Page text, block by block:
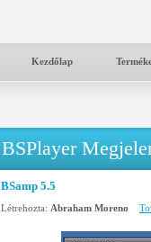
Kezdőlap
BSPlayer
BSamp 5.5
Létrehozta: Abraham Moreno